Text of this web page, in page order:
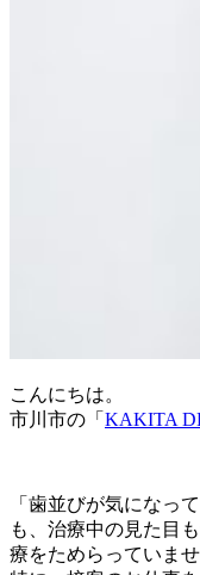
こんにちは。
市川市の「 KAKITA
「歯並びが気になっ
も、治療中の見た目
療をためらっていませ